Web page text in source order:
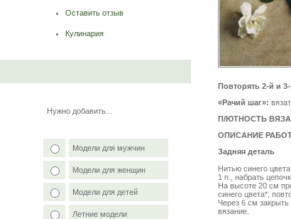
Оставить отзыв
Кулинария
Нужно добавить...
Модели для мужчин
Модели для женщин
Модели для детей
Летние модели
Повторять 2-й и
«Рачий шаг»:
П/ЮТНОСТЬ
ОПИСАНИЕ
Задняя деталь
Нитью синего
1 п., набрать
На высоте 20 см
синего цвета*,
Через 6 см
вязание.